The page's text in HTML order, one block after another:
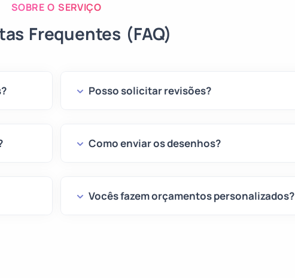
SOBRE O SERVIÇO
Frequentes (FAQ)
Posso solicitar revisões?
Como enviar os desenhos?
Vocês fazem orçamentos personalizados?